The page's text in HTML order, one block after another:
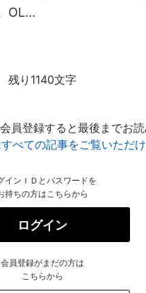
OL...
残り1140文字
員登録すると最後までお読
べての記事をご覧いただ
インＩＤとパスワードを
持ちの方はこちらから
ログイン
会員登録がまだの方は
こちらから